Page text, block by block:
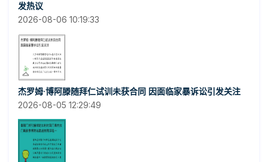
发热议
2026-08-06 10:19:33
杰罗姆·博阿滕随拜仁试训未获合同 因面临家暴诉讼引发关注
2026-08-05 12:29:49